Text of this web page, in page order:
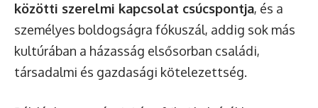
közötti szerelmi kapcsolat csúcspontja, és a
személyes boldogságra fókuszál, addig sok más
kultúrában a házasság elsősorban családi,
társadalmi és gazdasági kötelezettség.